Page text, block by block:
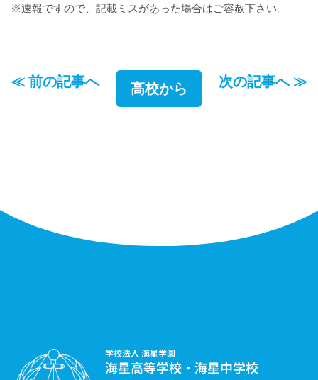
※速報ですので、記載ミスがあった場合はご容赦下さい。
≪ 前の記事へ 高校から 次の記事へ ≫
学校法人 海星学園
海星高等学校・海星中学校